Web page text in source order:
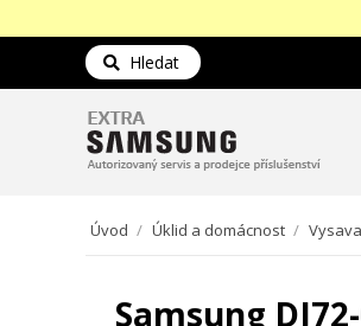
Hledat
Úvod / Úklid a domácnost /
Samsung